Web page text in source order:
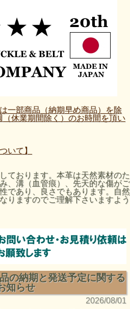
一部商品（納期早め商品）を除
休業期間除く）のお時間を頂い
いて】
ております。本革は天然素材のた
、溝（血管痕）、先天的な傷がご
であり、良さでもあります。自然
りますのでご理解下さいますよう
の納期と発送予定に関する
知らせ
2026/08/01